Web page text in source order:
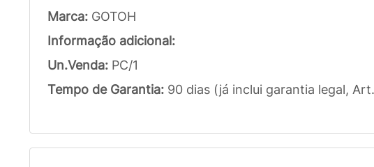
Marca: GOTOH
Informação adicional:
Un.Venda: PC/1
Tempo de Garantia: 90 dias (já inclui garantia legal,